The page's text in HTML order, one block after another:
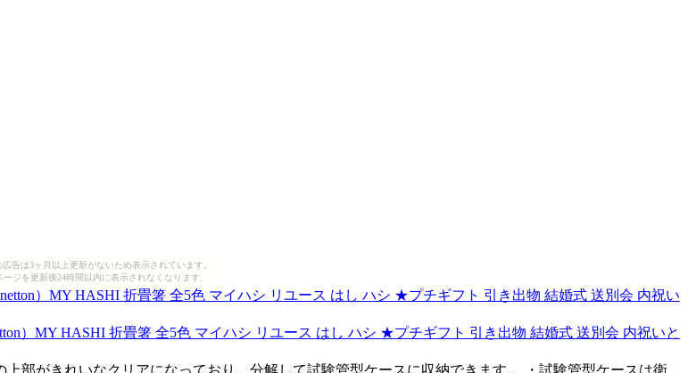
広告は3ヶ月以上更新がないため表示されています。
ージを更新後24時間以内に表示されなくなります。
）MY HASHI 折畳箸 全5色 マイハシ リユース はし ハシ ★プチギフト 引き出物 結婚式 送別会 内祝いと
部がきれいなクリアになっており、分解して試験管型ケースに収納できます。 ・試験管型ケースは衛